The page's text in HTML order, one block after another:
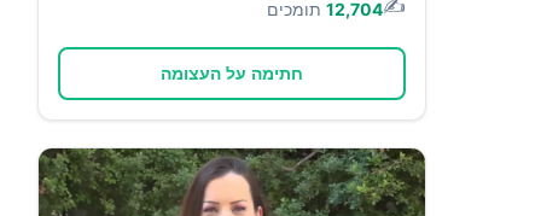
✍️
12,704 תומכים
חתימה על העצומה